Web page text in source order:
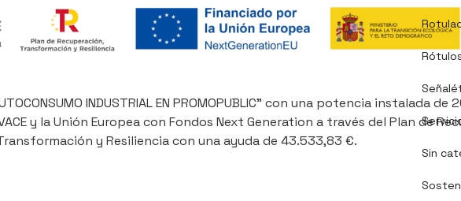
Sin
INDUSTRIAL EN PROMOPUBLIC” con una potencia instalada de
y la Unión Europea con Fondos Next Generation a través del Plan de
y Resiliencia con una ayuda de 43.533,83 €.